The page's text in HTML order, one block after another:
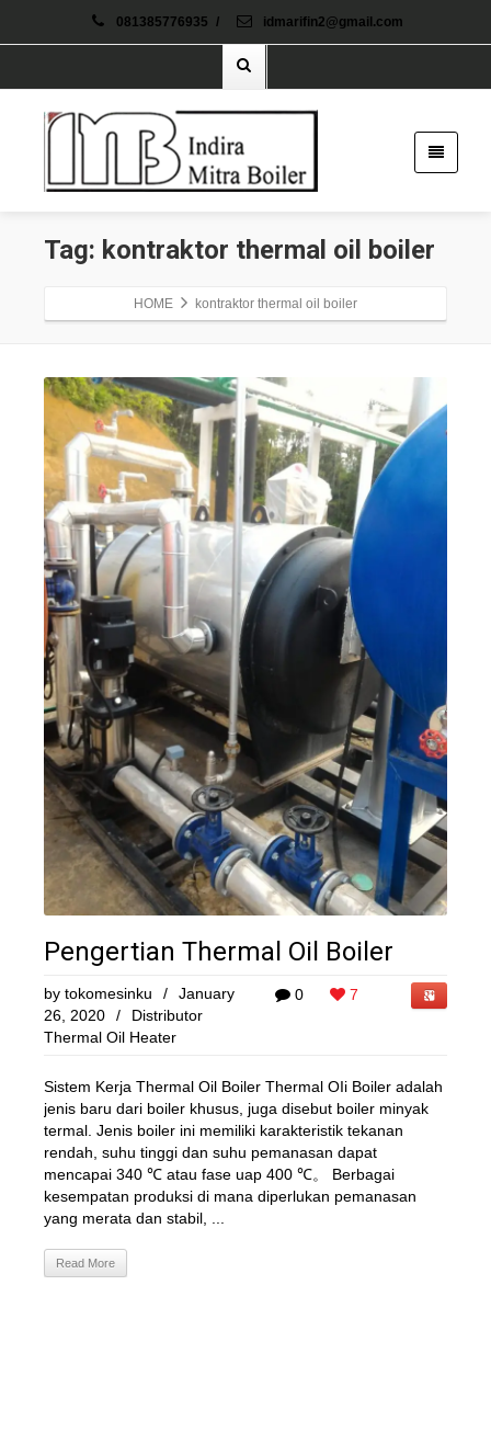
081385776935 / idmarifin2@gmail.com
Tag: kontraktor thermal oil boiler
HOME kontraktor thermal oil boiler
Pengertian Thermal Oil Boiler
0 7
by tokomesinku /
January
26, 2020
/
Distributor
Thermal Oil Heater
Sistem Kerja Thermal Oil Boiler Thermal OIi Boiler adalah
jenis baru dari boiler khusus, juga disebut boiler minyak
termal. Jenis boiler ini memiliki karakteristik tekanan
rendah, suhu tinggi dan suhu pemanasan dapat
mencapai 340 ℃ atau fase uap 400 ℃。 Berbagai
kesempatan produksi di mana diperlukan pemanasan
yang merata dan stabil, ...
Read More